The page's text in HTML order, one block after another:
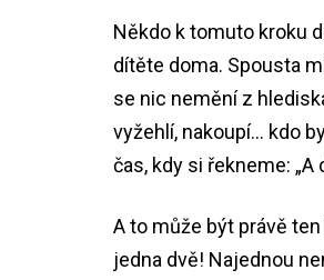
Někdo k tomuto kroku
dítěte doma. Spousta
se nic nemění z
vyžehlí, nakoupí… kdo
čas, kdy si řekneme: „A
A to může být právě
jedna dvě! Najednou